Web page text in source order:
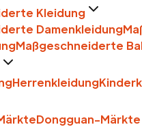
Kleidung
Damenkleidung
Maßgeschneiderte
Herrenkleidung
Dongguan-Märkte